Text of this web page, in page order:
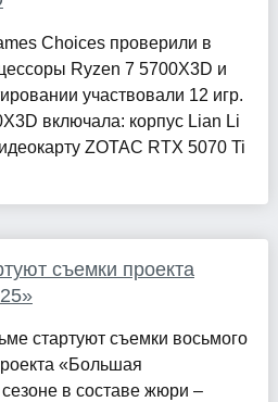
Choices проверили в
Ryzen 7 5700X3D и
участвовали 12 игр.
включала: корпус Lian Li
ZOTAC RTX 5070 Ti
съемки проекта
стартуют съемки восьмого
«Большая
в составе жюри –